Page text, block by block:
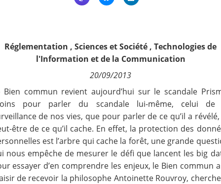
Contact
Nous suivre
Réglementation , Sciences et Société , Technologies de
l'Information et de la Communication
20/09/2013
Bien commun revient aujourd’hui sur le scandale
pour parler du scandale lui-même, celui de
de nos vies, que pour parler de ce qu’il a
être de ce qu’il cache. En effet, la protection des
est l’arbre qui cache la forêt, une grande
nous empêche de mesurer le défi que lancent les big
essayer d’en comprendre les enjeux, le Bien commun
de recevoir la philosophe Antoinette Rouvroy,